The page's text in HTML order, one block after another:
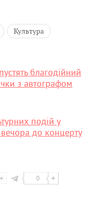
Культура
благодійний
з автографом
подій у
до концерту
0